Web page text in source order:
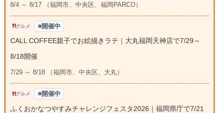
8/4 ～ 8/17 （福岡市、中央区、福岡PARCO）
グルメ 開催中
CALL COFFEE親子でお絵描きラテ｜大丸福岡天神店で7/29～
8/18開催
7/29 ～ 8/18 （福岡市、中央区、大丸）
グルメ 開催中
ふくおかなつやすみチャレンジフェスタ2026｜福岡県庁で7/21